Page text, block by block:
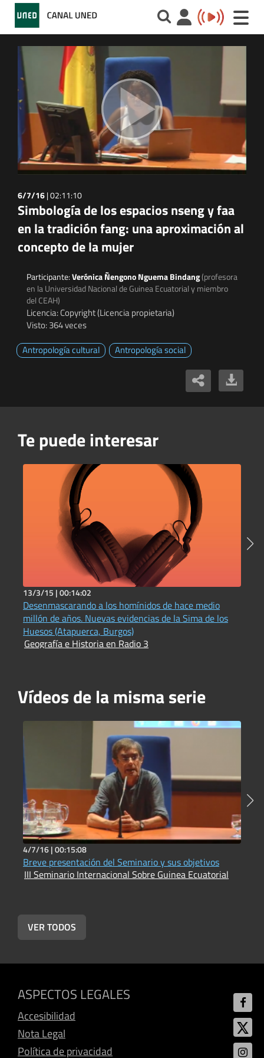
Toggle
6/7/16|02:11:10
Simbología de los espacios nseng y faa
en la tradición fang: una aproximación al
concepto de la mujer
Participante:Verónica Ñengono Nguema Bindang(profesora
en la Universidad Nacional de Guinea Ecuatorial y miembro
del CEAH)
Licencia: Copyright (Licencia propietaria)
Visto: 364 veces
Antropología cultural
Antropología social
Te puede interesar
13/3/15 |00:14:02
Desenmascarando a los homínidos de hace medio
millón de años. Nuevas evidencias de la Sima de los
Huesos (Atapuerca, Burgos)
Geografía e Historia en Radio 3
Vídeos de la misma serie
4/7/16 |00:15:08
Breve presentación del Seminario y sus objetivos
III Seminario Internacional Sobre Guinea Ecuatorial
VER TODOS
ASPECTOS LEGALES
Accesibilidad
Nota Legal
Política de privacidad